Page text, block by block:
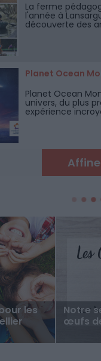
La ferme
l'année à
découverte des
Planet Ocean
Planet Ocean
univers, du plus
expérience
les
Notre
œufs